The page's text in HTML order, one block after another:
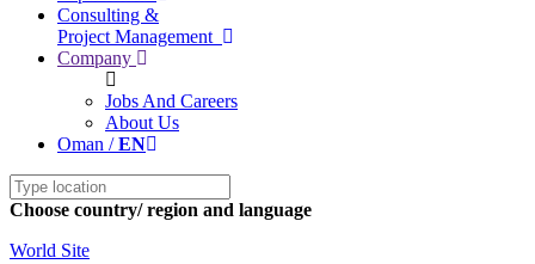
Consulting &
Project Management
Company
Jobs And Careers
About Us
Oman /EN
Choose country/ region and language
World Site